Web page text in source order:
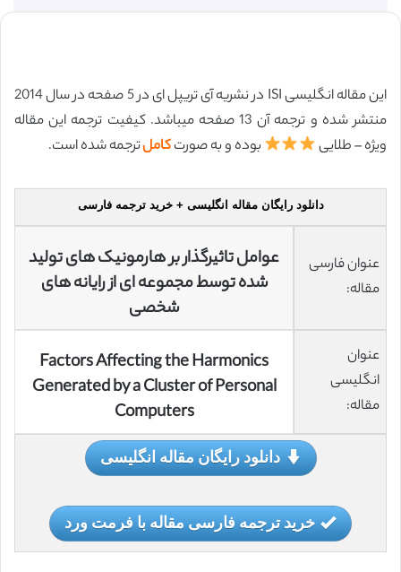
این مقاله انگلیسی ISI در نشریه آی تریپل ای در 5 صفحه در سال 2014
منتشر شده و ترجمه آن 13 صفحه میباشد. کیفیت ترجمه این مقاله
ویژه – طلایی
بوده و به صورتکاملترجمه شده است.
دانلود رایگان مقاله انگلیسی + خرید ترجمه فارسی
عنوان فارسی
مقاله:
عوامل تاثیرگذار بر هارمونیک های تولید
شده توسط مجموعه ای از رایانه های
شخصی
عنوان
انگلیسی
مقاله:
Factors Affecting the Harmonics
Generated by a Cluster of Personal
Computers
دانلود رایگان مقاله انگلیسی
خرید ترجمه فارسی مقاله با فرمت ورد